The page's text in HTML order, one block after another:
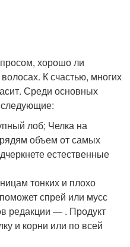
хорошо ли
К счастью, многих
Среди основных
лоб; Челка на
объем от самых
естественные
тонких и плохо
спрей или мусс
редакции — . Продукт
и корни или по всей